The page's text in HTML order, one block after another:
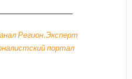
Регион.Эксперт
портал